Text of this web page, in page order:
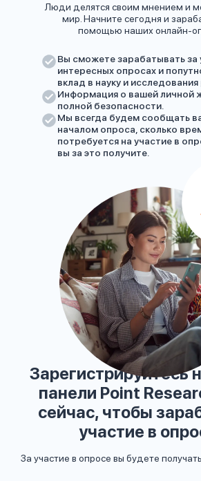
Люди делятся своим мнением и
мир. Начните сегодня и
помощью наших онлайн-
Вы сможете зарабатывать за
интересных опросах и
вклад в науку и исследования
Информация о вашей личной
полной безопасности.
Мы всегда будем сообщать
началом опроса, сколько
потребуется на участие в
вы за это получите.
Зарегистрируйтесь
панели Point
сейчас, чтобы
участие в
За участие в опросе вы будете